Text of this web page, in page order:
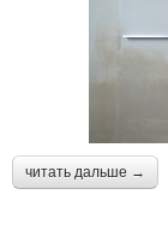
читать дальше →